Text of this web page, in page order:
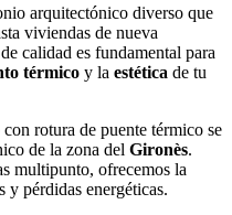
arquitectónico diverso que
viviendas de nueva
calidad es fundamental para
térmico y la estética de tu
rotura de puente térmico se
de la zona del Gironès.
multipunto, ofrecemos la
y pérdidas energéticas.